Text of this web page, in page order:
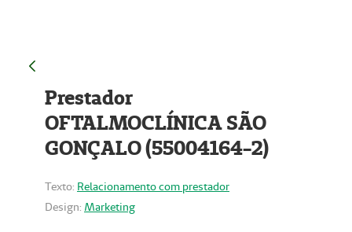
Prestador
OFTALMOCLÍNICA SÃO
GONÇALO (55004164-2)
Texto: Relacionamento com prestador
Design: Marketing